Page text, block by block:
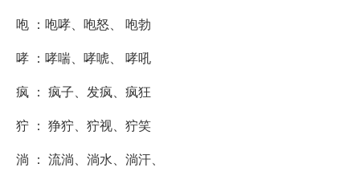
咆 ：咆哮、咆怒、 咆勃
哮 ：哮喘、哮唬、 哮吼
疯 ： 疯子、发疯、疯狂
狞 ： 狰狞、狞视、狞笑
淌 ： 流淌、淌水、淌汗、